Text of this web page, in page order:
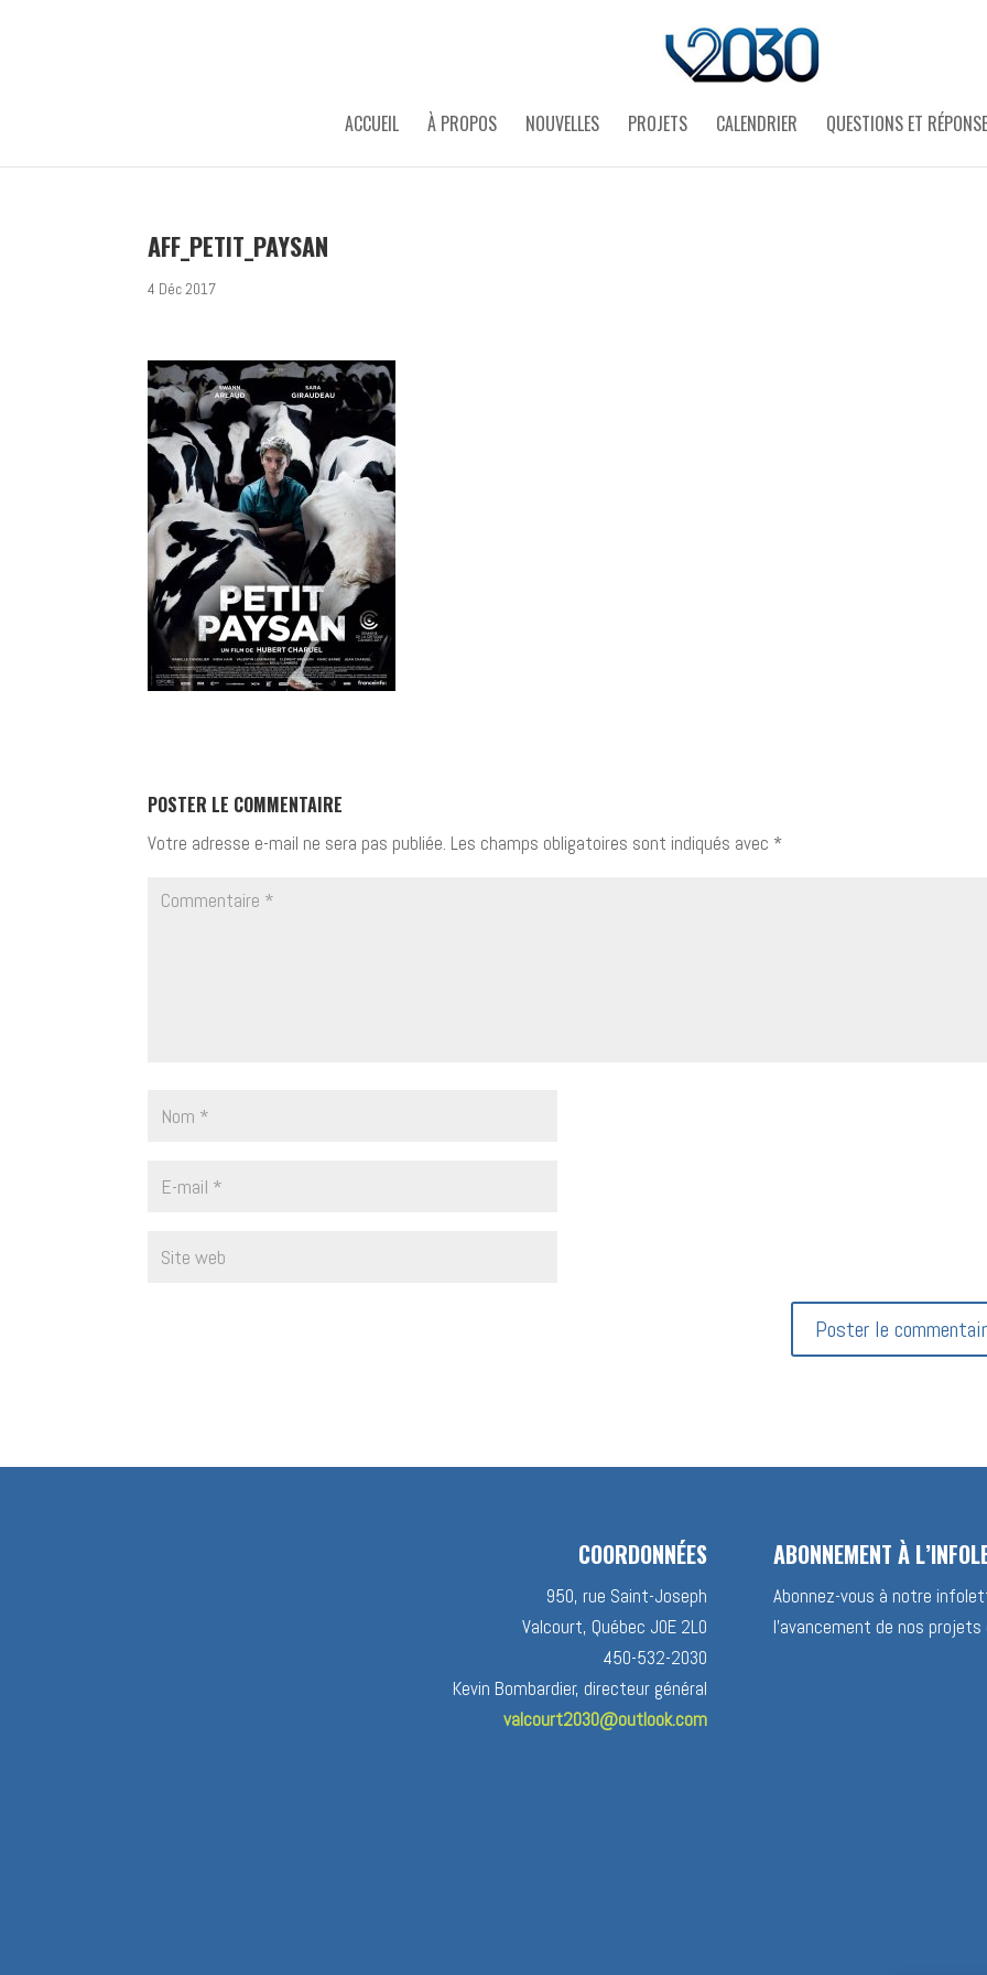
ACCUEIL À PROPOS NOUVELLES PROJETS CALENDRIER QUESTIONS ET
AFF_PETIT_PAYSAN
4 Déc 2017
POSTER LE COMMENTAIRE
Votre adresse e-mail ne sera pas publiée. Les champs obligatoires sont indiqués avec *
COORDONNÉES
950, rue Saint-Joseph
Valcourt, Québec J0E 2L0
450-532-2030
Kevin Bombardier, directeur général
valcourt2030@outlook.com
ABONNEMENT À
Abonnez-vous à notre
l’avancement de nos